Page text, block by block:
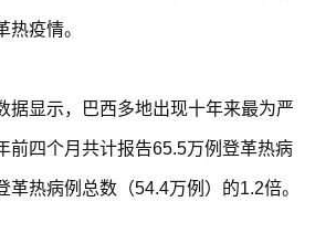
热疫情。
据显示，巴西多地出现十年来最为严
前四个月共计报告65.5万例登革热病
革热病例总数（54.4万例）的1.2倍。